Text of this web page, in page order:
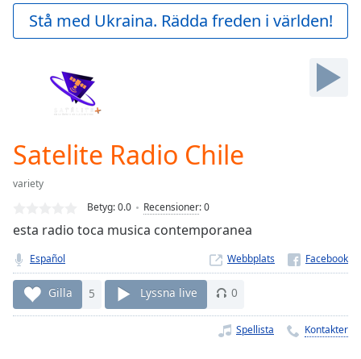
Video
Duration
Loaded
Stream
Seek to
live,
currently
behind
liveLIVE
Stå med Ukraina. Rädda freden i världen!
Satelite Radio Chile
variety
Betyg:0.0 Recensioner:0
esta radio toca musica contemporanea
Español Webbplats
Gilla 5 Lyssna live 0
Spellista Kontakter